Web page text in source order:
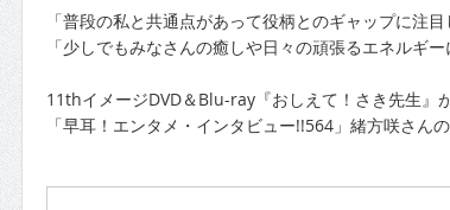
「普段の私と共通点があって役柄とのギャップに注目
「少しでもみなさんの癒しや日々の頑張るエネルギー
11thイメージDVD＆Blu-ray『おしえて！さき先生』が
「早耳！エンタメ・インタビュー!!564」緒方咲さん